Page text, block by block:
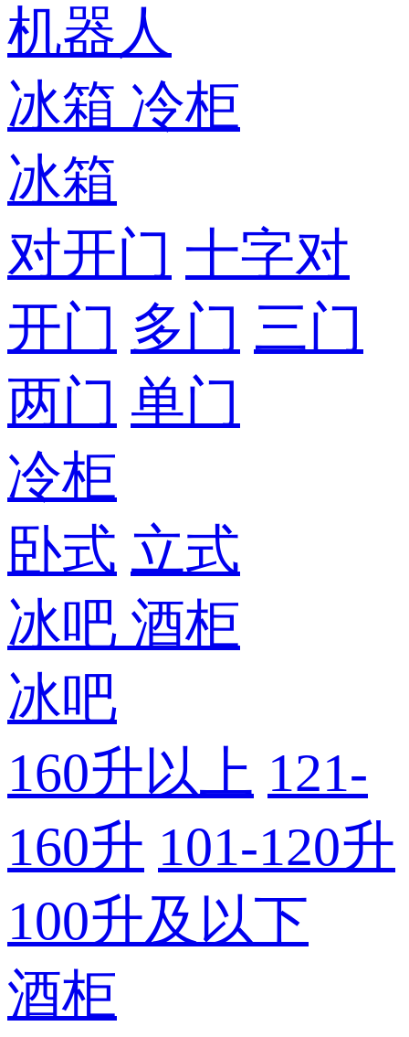
机器人
冰箱 冷柜
冰箱
对开门 十字对
开门 多门 三门
两门 单门
冷柜
卧式 立式
冰吧 酒柜
冰吧
160升以上 121-
160升 101-120升
100升及以下
酒柜